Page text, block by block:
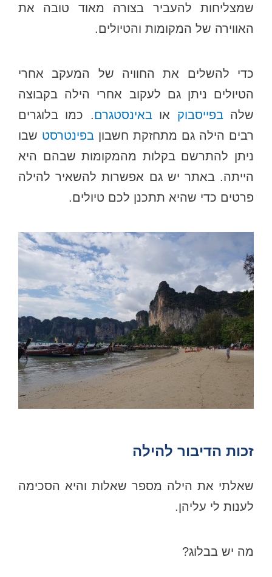
שמצליחות להעביר בצורה מאוד טובה את
האווירה של המקומות והטיולים.
כדי להשלים את החוויה של המעקב אחרי
הטיולים ניתן גם לעקוב אחרי הילה בקבוצה
שלהבפייסבוק אובאינסטגרם. כמו בלוגרים
רבים הילה גם מתחזקת חשבון בפינטרסט שבו
ניתן להתרשם בקלות מהמקומות שבהם היא
הייתה. באתר יש גם אפשרות להשאיר להילה
פרטים כדי שהיא תתכנן לכם טיולים.
זכות הדיבור להילה
שאלתי את הילה מספר שאלות והיא הסכימה
לענות לי עליהן.
מה יש בבלוג?